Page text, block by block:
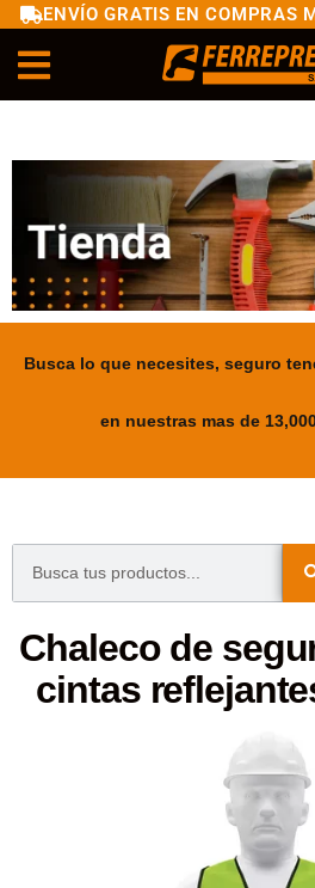
ENVÍO GRATIS EN COMPRAS
Busca lo que necesites, seguro
en nuestras mas de
Chaleco de
cintas